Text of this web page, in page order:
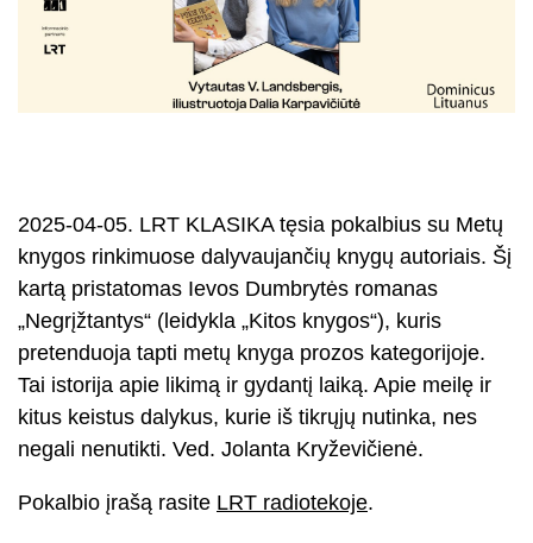
2025-04-05. LRT KLASIKA tęsia pokalbius su Metų
knygos rinkimuose dalyvaujančių knygų autoriais. Šį
kartą pristatomas Ievos Dumbrytės romanas
„Negrįžtantys“ (leidykla „Kitos knygos“), kuris
pretenduoja tapti metų knyga prozos kategorijoje.
Tai istorija apie likimą ir gydantį laiką. Apie meilę ir
kitus keistus dalykus, kurie iš tikrųjų nutinka, nes
negali nenutikti. Ved. Jolanta Kryževičienė.
Pokalbio įrašą rasite LRT radiotekoje.